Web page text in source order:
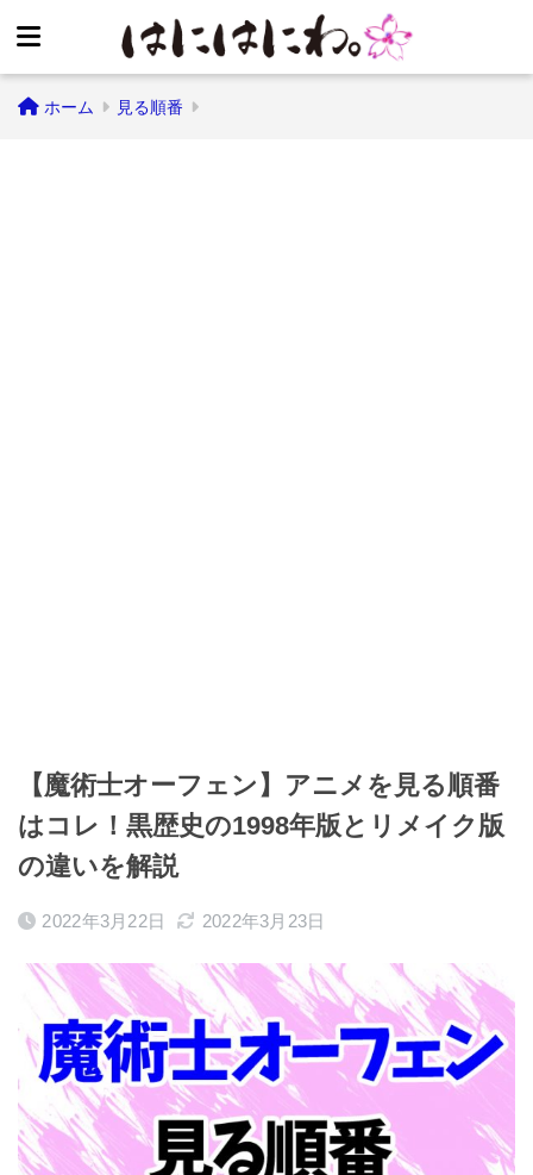
ホーム 見る順番
【魔術士オーフェン】アニメを見る順番
はコレ！黒歴史の1998年版とリメイク版
の違いを解説
2022年3月22日 2022年3月23日